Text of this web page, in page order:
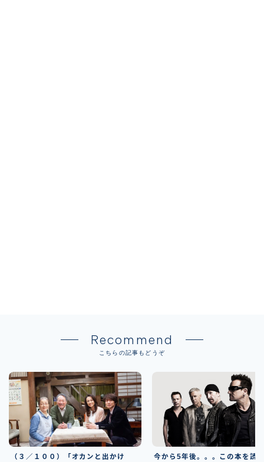
Recommend
こちらの記事もどうぞ
（３／１００）「オカンと出かけ 今から5年後。。。この本を読